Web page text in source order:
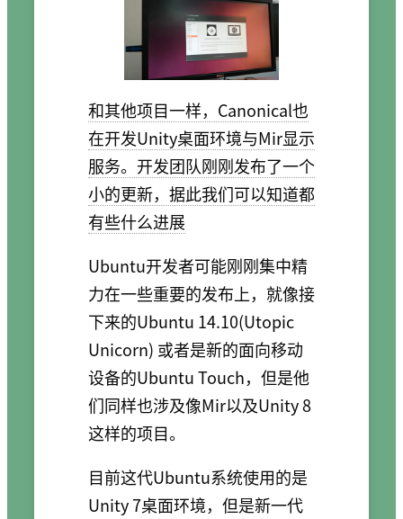
和其他项目一样，Canonical也
在开发Unity桌面环境与Mir显示
服务。开发团队刚刚发布了一个
小的更新，据此我们可以知道都
有些什么进展
Ubuntu开发者可能刚刚集中精
力在一些重要的发布上，就像接
下来的Ubuntu 14.10(Utopic
Unicorn) 或者是新的面向移动
设备的Ubuntu Touch，但是他
们同样也涉及像Mir以及Unity 8
这样的项目。
目前这代Ubuntu系统使用的是
Unity 7桌面环境，但是新一代